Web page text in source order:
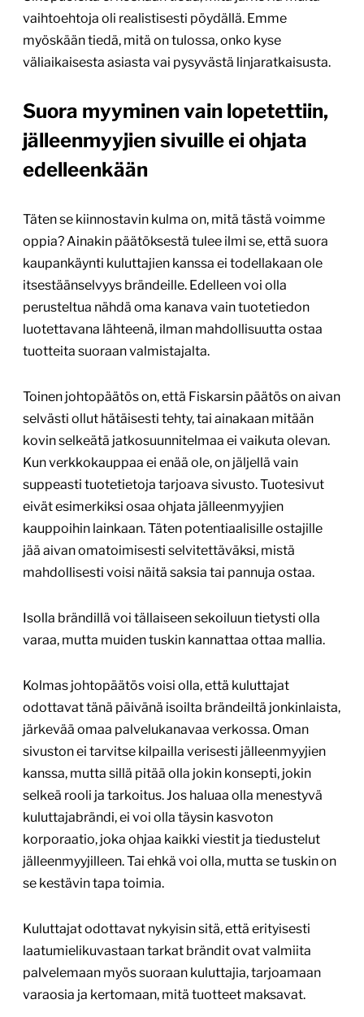
vaihtoehtoja oli realistisesti pöydällä. Emme
myöskään tiedä, mitä on tulossa, onko kyse
väliaikaisesta asiasta vai pysyvästä linjaratkaisusta.
Suora myyminen vain lopetettiin,
jälleenmyyjien sivuille ei ohjata
edelleenkään
Täten se kiinnostavin kulma on, mitä tästä voimme
oppia? Ainakin päätöksestä tulee ilmi se, että suora
kaupankäynti kuluttajien kanssa ei todellakaan ole
itsestäänselvyys brändeille. Edelleen voi olla
perusteltua nähdä oma kanava vain tuotetiedon
luotettavana lähteenä, ilman mahdollisuutta ostaa
tuotteita suoraan valmistajalta.
Toinen johtopäätös on, että Fiskarsin päätös on aivan
selvästi ollut hätäisesti tehty, tai ainakaan mitään
kovin selkeätä jatkosuunnitelmaa ei vaikuta olevan.
Kun verkkokauppaa ei enää ole, on jäljellä vain
suppeasti tuotetietoja tarjoava sivusto. Tuotesivut
eivät esimerkiksi osaa ohjata jälleenmyyjien
kauppoihin lainkaan. Täten potentiaalisille ostajille
jää aivan omatoimisesti selvitettäväksi, mistä
mahdollisesti voisi näitä saksia tai pannuja ostaa.
Isolla brändillä voi tällaiseen sekoiluun tietysti olla
varaa, mutta muiden tuskin kannattaa ottaa mallia.
Kolmas johtopäätös voisi olla, että kuluttajat
odottavat tänä päivänä isoilta brändeiltä jonkinlaista,
järkevää omaa palvelukanavaa verkossa. Oman
sivuston ei tarvitse kilpailla verisesti jälleenmyyjien
kanssa, mutta sillä pitää olla jokin konsepti, jokin
selkeä rooli ja tarkoitus. Jos haluaa olla menestyvä
kuluttajabrändi, ei voi olla täysin kasvoton
korporaatio, joka ohjaa kaikki viestit ja tiedustelut
jälleenmyyjilleen. Tai ehkä voi olla, mutta se tuskin on
se kestävin tapa toimia.
Kuluttajat odottavat nykyisin sitä, että erityisesti
laatumielikuvastaan tarkat brändit ovat valmiita
palvelemaan myös suoraan kuluttajia, tarjoamaan
varaosia ja kertomaan, mitä tuotteet maksavat.